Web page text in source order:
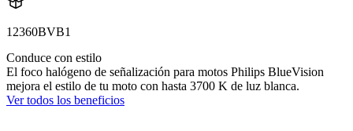
12360BVB1
Conduce con estilo
El foco halógeno de señalización para motos Philips BlueVision
mejora el estilo de tu moto con hasta 3700 K de luz blanca.
Ver todos los beneficios